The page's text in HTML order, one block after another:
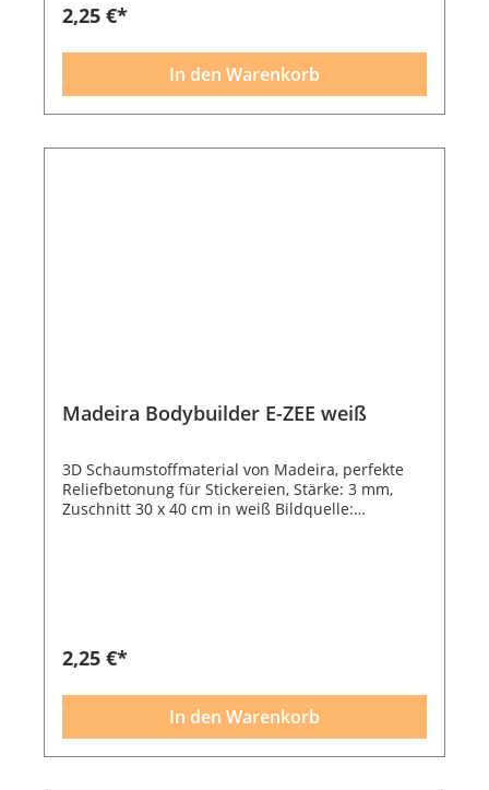
2,25 €*
In den Warenkorb
Madeira Bodybuilder E-ZEE weiß
3D Schaumstoffmaterial von Madeira, perfekte
Reliefbetonung für Stickereien, Stärke: 3 mm,
Zuschnitt 30 x 40 cm in weiß Bildquelle:
2,25 €*
In den Warenkorb